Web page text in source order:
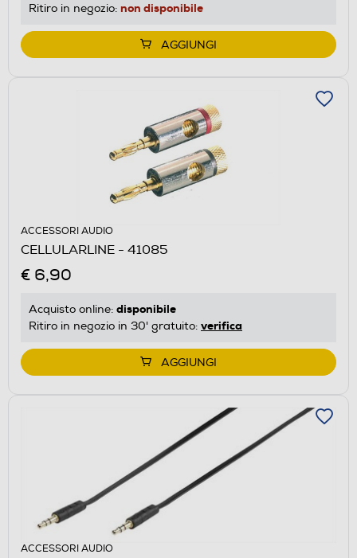
Ritiro in negozio: non disponibile
AGGIUNGI
ACCESSORI AUDIO
CELLULARLINE - 41085
€ 6,90
Acquisto online: disponibile
Ritiro in negozio in 30' gratuito: verifica
AGGIUNGI
ACCESSORI AUDIO